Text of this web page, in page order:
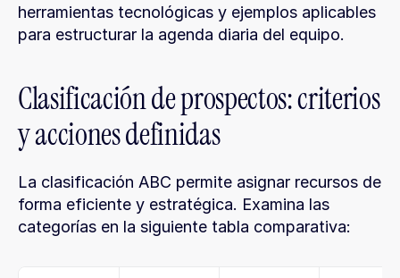
herramientas tecnológicas y ejemplos aplicables
para estructurar la agenda diaria del equipo.
Clasificación de prospectos: criterios
y acciones definidas
La clasificación ABC permite asignar recursos de
forma eficiente y estratégica. Examina las
categorías en la siguiente tabla comparativa: